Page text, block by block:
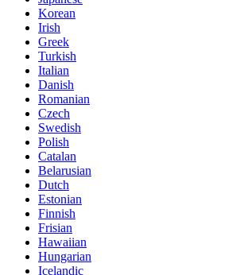
Korean
Irish
Greek
Turkish
Italian
Danish
Romanian
Czech
Swedish
Polish
Catalan
Belarusian
Dutch
Estonian
Finnish
Frisian
Hawaiian
Hungarian
Icelandic